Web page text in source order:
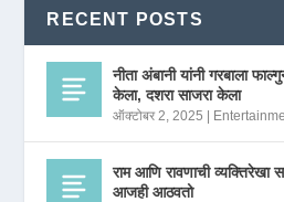
RECENT POSTS
नीता अंबानी यांनी गरबाला
केला, दशरा साजरा केला
ऑक्टोबर 2, 2025
राम आणि रावणाची व्यक्तिरेखा
आजही आठवतो